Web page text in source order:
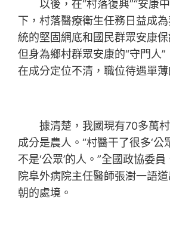
以後，在“村落復興”“安康中
下，村落醫療衛生任務日益成
統的堅固網底和國民群眾安康保
但身為鄉村群眾安康的“守門人
在成分定位不清，職位待遇單薄
據清楚，我國現有70多萬村
成分是農人。“村醫干了很多‘公
不是‘公眾’的人。”全國政協委
院阜外病院主任醫師張澍一語
朝的處境。